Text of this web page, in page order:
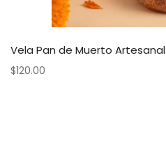
Vela Pan de Muerto Artesanal
$120.00